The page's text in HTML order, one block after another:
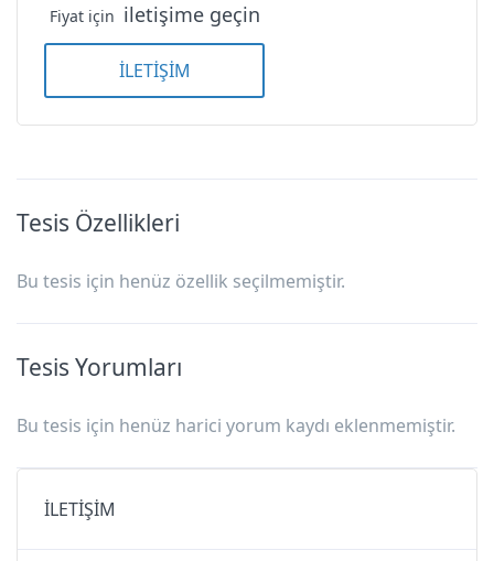
Fiyat için iletişime geçin
İLETİŞİM
Tesis Özellikleri
Bu tesis için henüz özellik seçilmemiştir.
Tesis Yorumları
Bu tesis için henüz harici yorum kaydı eklenmemiştir.
İLETİŞİM